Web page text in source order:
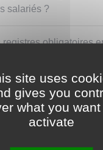
salariés ?
registres obligatoires
données
les registres
site uses
gives you
what you want
activate